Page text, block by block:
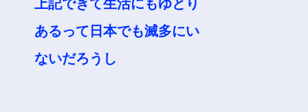
上記できて生活にもゆとり
あるって日本でも滅多にい
ないだろうし